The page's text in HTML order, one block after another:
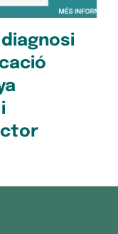
diagnosi